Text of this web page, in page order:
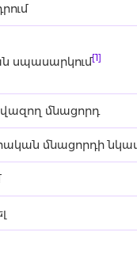
սպասարկում[1]
մնացորդ
մնացորդի